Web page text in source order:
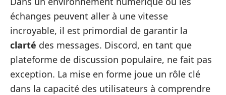
échanges peuvent aller à une vitesse
incroyable, il est primordial de garantir la
clarté des messages. Discord, en tant que
plateforme de discussion populaire, ne fait pas
exception. La mise en forme joue un rôle clé
dans la capacité des utilisateurs à comprendre